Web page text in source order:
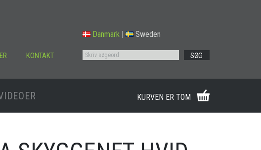
KONTAKT
Danmark | Sweden
SØG
KURVEN ER TOM